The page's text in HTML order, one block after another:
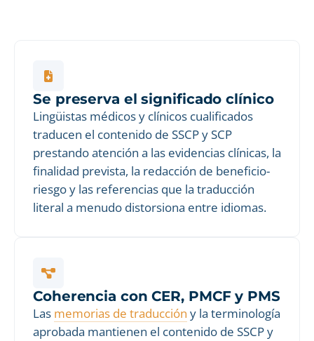
Se preserva el significado clínico
Lingüistas médicos y clínicos cualificados
traducen el contenido de SSCP y SCP
prestando atención a las evidencias clínicas, la
finalidad prevista, la redacción de beneficio-
riesgo y las referencias que la traducción
literal a menudo distorsiona entre idiomas.
Coherencia con CER, PMCF y PMS
Las memorias de traducción y la terminología
aprobada mantienen el contenido de SSCP y